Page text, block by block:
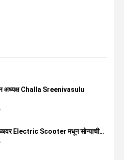
अध्यक्ष Challa Sreenivasulu
Electric Scooter मधून सोन्याची…